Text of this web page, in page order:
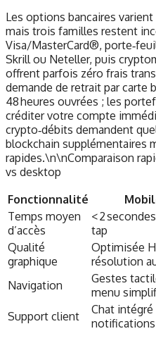
Les options bancaires
mais trois familles restent
Visa/MasterCard®,
Skrill ou Neteller, puis
offrent parfois zéro frais
demande de retrait par carte
48 heures ouvrées ; les
créditer votre compte
crypto‑débits demandent
blockchain supplémentaires
rapides.\n\nComparaison
vs desktop
Fonctionnalité
Temps moyen
d’accès
< 2
tap
Qualité
graphique
Optimisée
résolution
Navigation
Gestes
menu
Support client
Chat intégré